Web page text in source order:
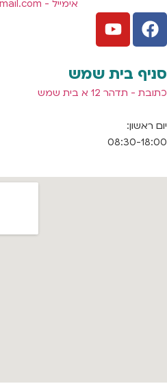
אימייל -
סניף בית שמש
כתובת - תדהר 12 א בית שמש
יום ראשון:
08:30-18:00